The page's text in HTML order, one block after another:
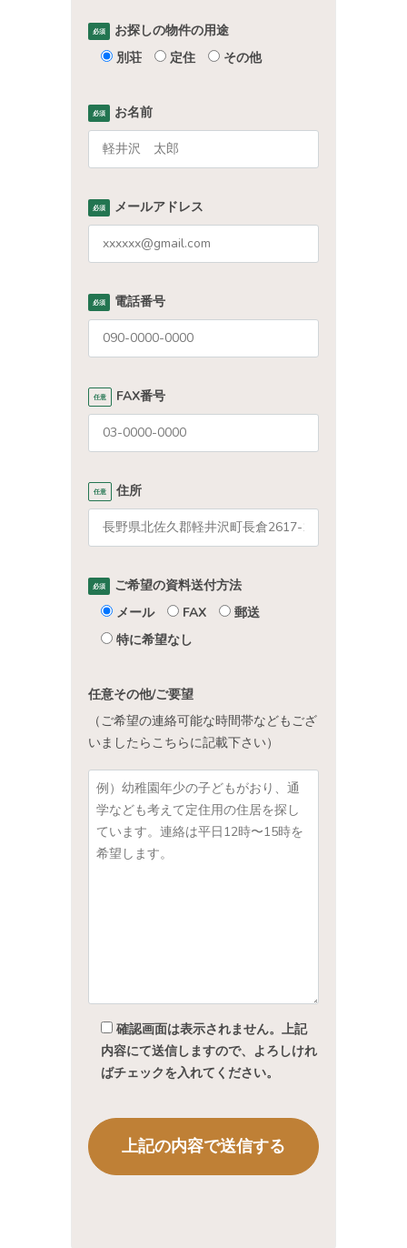
必須
お探しの物件の用途
別荘
定住 その他
必須 お名前
必須 メールアドレス
必須 電話番号
任意 FAX番号
任意 住所
必須
ご希望の資料送付方法
メール
FAX
郵送
特に希望なし
任意その他/ご要望
（ご希望の連絡可能な時間帯などもござ
いましたらこちらに記載下さい）
確認画面は表示されません。上記
内容にて送信しますので、よろしけれ
ばチェックを入れてください。